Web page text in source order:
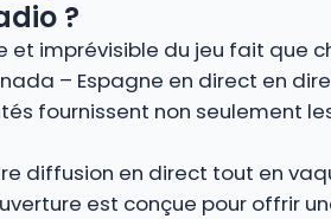
?
et imprévisible du jeu fait que
– Espagne en direct en
fournissent non seulement
diffusion en direct tout en
est conçue pour offrir